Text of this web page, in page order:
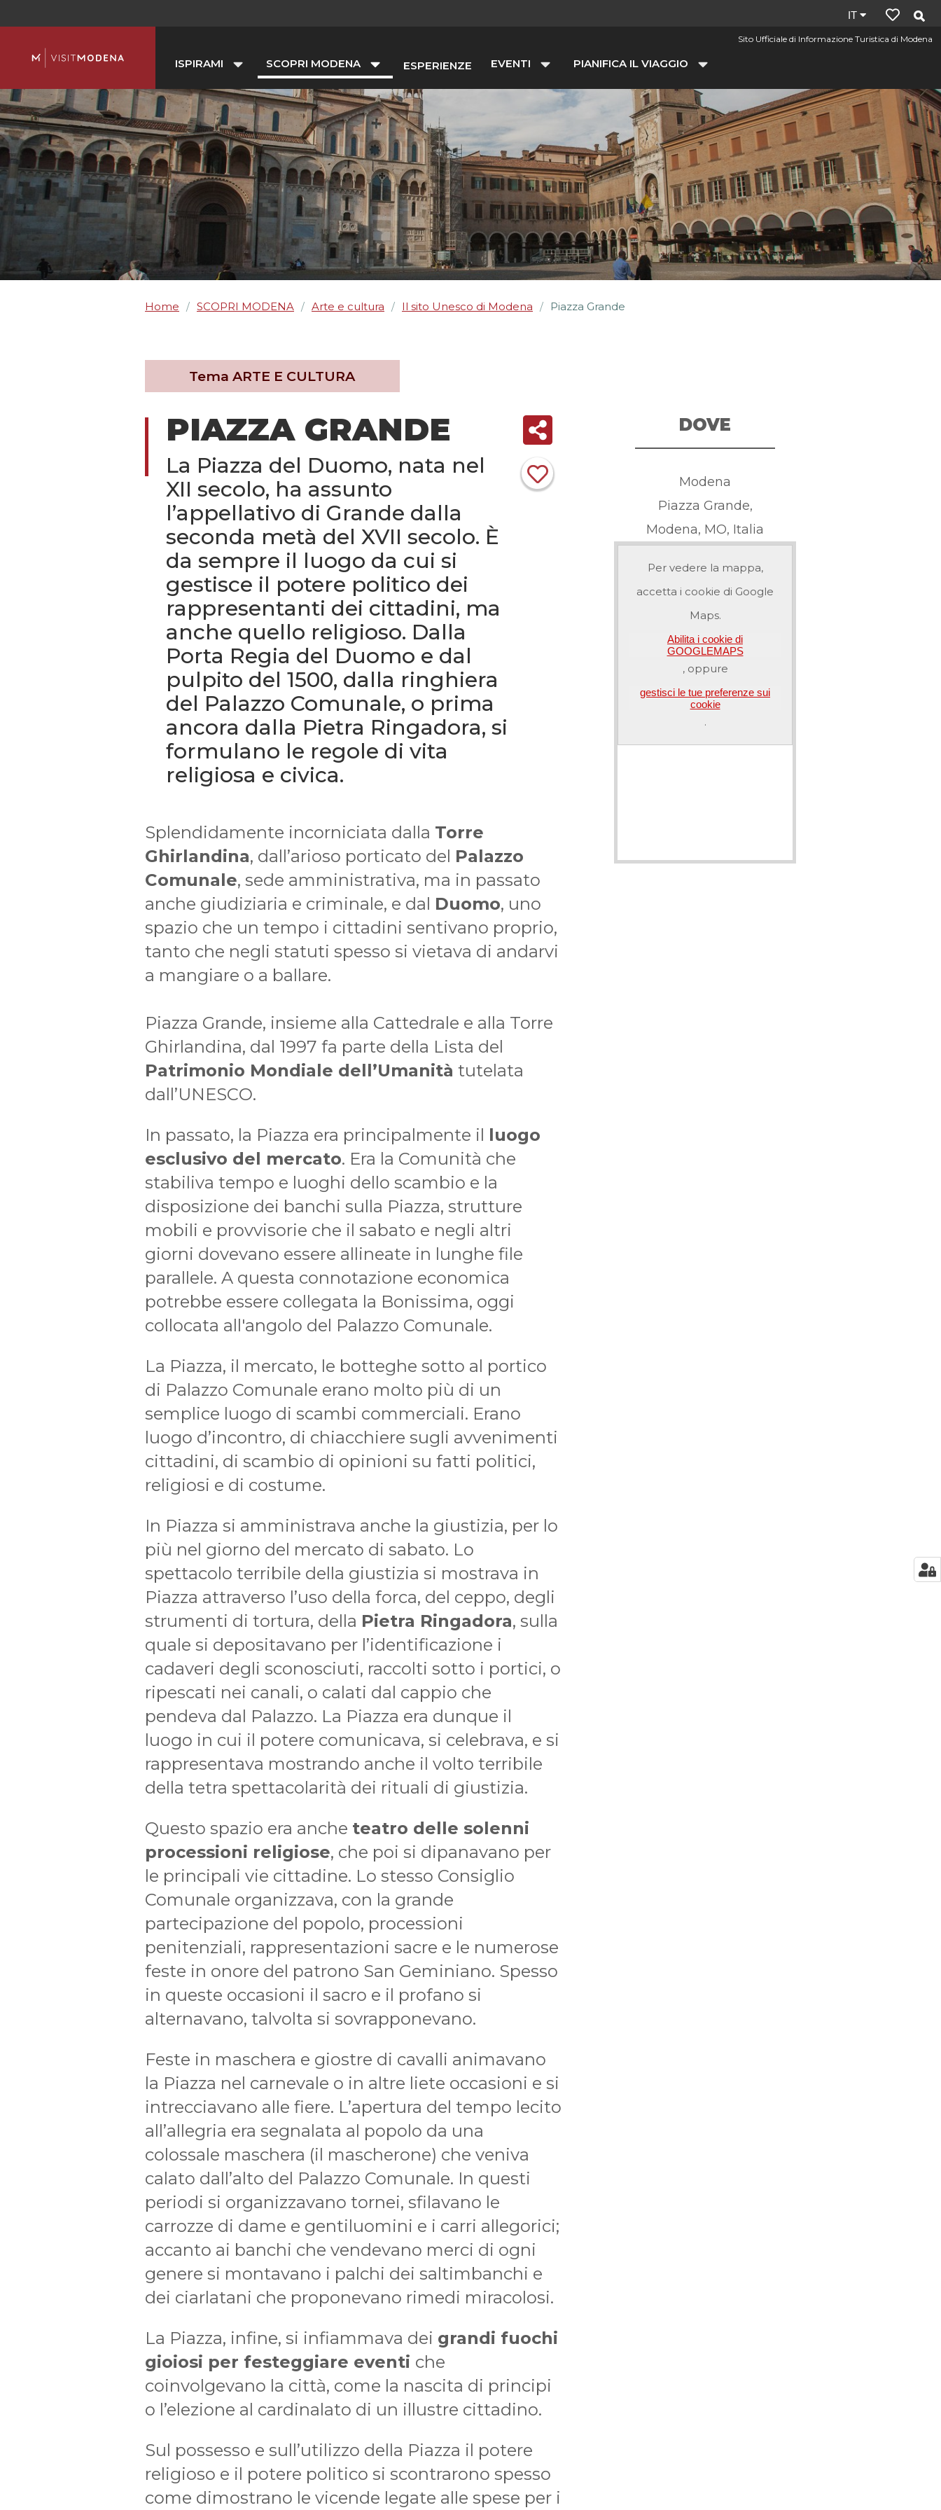
Sito Ufficiale di Informazione Turistica di Modena
ISPIRAMI SCOPRI MODENA ESPERIENZE EVENTI PIANIFICA IL VIAGGIO
Lingua
del
IT
Home / SCOPRI MODENA / Arte e cultura / Il sito Unesco di Modena / Piazza Grande
Tema ARTE E CULTURA
PIAZZA GRANDE
La Piazza del Duomo, nata nel
XII secolo, ha assunto
l’appellativo di Grande dalla
seconda metà del XVII secolo. È
da sempre il luogo da cui si
gestisce il potere politico dei
rappresentanti dei cittadini, ma
anche quello religioso. Dalla
Porta Regia del Duomo e dal
pulpito del 1500, dalla ringhiera
del Palazzo Comunale, o prima
ancora dalla Pietra Ringadora, si
formulano le regole di vita
religiosa e civica.
Splendidamente incorniciata dalla Torre
Ghirlandina, dall’arioso porticato del Palazzo
Comunale, sede amministrativa, ma in passato
anche giudiziaria e criminale, e dal Duomo, uno
spazio che un tempo i cittadini sentivano proprio,
tanto che negli statuti spesso si vietava di andarvi
a mangiare o a ballare.
Piazza Grande, insieme alla Cattedrale e alla Torre
Ghirlandina, dal 1997 fa parte della Lista del
Patrimonio Mondiale dell’Umanità tutelata
dall’UNESCO.
In passato, la Piazza era principalmente il luogo
esclusivo del mercato. Era la Comunità che
stabiliva tempo e luoghi dello scambio e la
disposizione dei banchi sulla Piazza, strutture
mobili e provvisorie che il sabato e negli altri
giorni dovevano essere allineate in lunghe file
parallele. A questa connotazione economica
potrebbe essere collegata la Bonissima, oggi
collocata all'angolo del Palazzo Comunale.
La Piazza, il mercato, le botteghe sotto al portico
di Palazzo Comunale erano molto più di un
semplice luogo di scambi commerciali. Erano
luogo d’incontro, di chiacchiere sugli avvenimenti
cittadini, di scambio di opinioni su fatti politici,
religiosi e di costume.
In Piazza si amministrava anche la giustizia, per lo
più nel giorno del mercato di sabato. Lo
spettacolo terribile della giustizia si mostrava in
Piazza attraverso l’uso della forca, del ceppo, degli
strumenti di tortura, della Pietra Ringadora, sulla
quale si depositavano per l’identificazione i
cadaveri degli sconosciuti, raccolti sotto i portici, o
ripescati nei canali, o calati dal cappio che
pendeva dal Palazzo. La Piazza era dunque il
luogo in cui il potere comunicava, si celebrava, e si
rappresentava mostrando anche il volto terribile
della tetra spettacolarità dei rituali di giustizia.
Questo spazio era anche teatro delle solenni
processioni religiose, che poi si dipanavano per
le principali vie cittadine. Lo stesso Consiglio
Comunale organizzava, con la grande
partecipazione del popolo, processioni
penitenziali, rappresentazioni sacre e le numerose
feste in onore del patrono San Geminiano. Spesso
in queste occasioni il sacro e il profano si
alternavano, talvolta si sovrapponevano.
Feste in maschera e giostre di cavalli animavano
la Piazza nel carnevale o in altre liete occasioni e si
intrecciavano alle fiere. L’apertura del tempo lecito
all’allegria era segnalata al popolo da una
colossale maschera (il mascherone) che veniva
calato dall’alto del Palazzo Comunale. In questi
periodi si organizzavano tornei, sfilavano le
carrozze di dame e gentiluomini e i carri allegorici;
accanto ai banchi che vendevano merci di ogni
genere si montavano i palchi dei saltimbanchi e
dei ciarlatani che proponevano rimedi miracolosi.
La Piazza, infine, si infiammava dei grandi fuochi
gioiosi per festeggiare eventi che
coinvolgevano la città, come la nascita di principi
o l’elezione al cardinalato di un illustre cittadino.
Sul possesso e sull’utilizzo della Piazza il potere
religioso e il potere politico si scontrarono spesso
come dimostrano le vicende legate alle spese per i
DOVE
Modena
Piazza Grande,
Modena, MO, Italia
Per vedere la mappa,
accetta i cookie di Google
Maps.
Abilita i cookie di
GOOGLEMAPS
, oppure
gestisci le tue preferenze sui
cookie
.